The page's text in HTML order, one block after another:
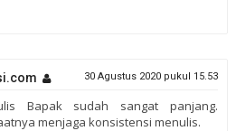
30 Agustus 2020 pukul 15.53
Bapak sudah sangat panjang.
menjaga konsistensi menulis.